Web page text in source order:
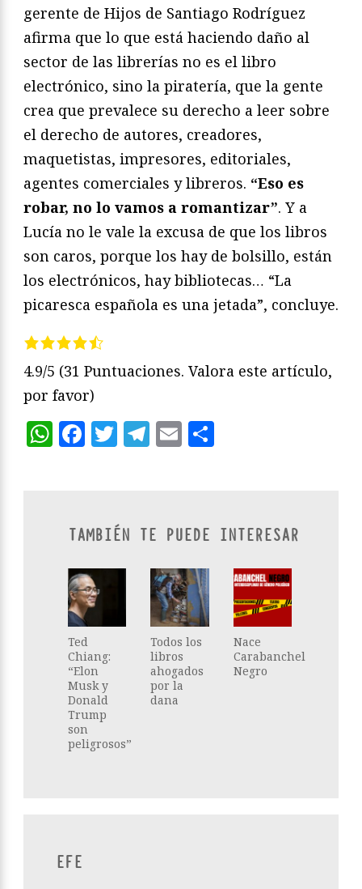
gerente de Hijos de Santiago Rodríguez
afirma que lo que está haciendo daño al
sector de las librerías no es el libro
electrónico, sino la piratería, que la gente
crea que prevalece su derecho a leer sobre
el derecho de autores, creadores,
maquetistas, impresores, editoriales,
agentes comerciales y libreros. “Eso es
robar, no lo vamos a romantizar”. Y a
Lucía no le vale la excusa de que los libros
son caros, porque los hay de bolsillo, están
los electrónicos, hay bibliotecas… “La
picaresca española es una jetada”, concluye.
4.9/5 (31 Puntuaciones. Valora este artículo,
por favor)
WhatsApp
Facebook
Twitter
Telegram
Email
TAMBIÉN TE PUEDE INTERESAR
Ted
Chiang:
“Elon
Musk y
Donald
Trump
son
peligrosos”
Todos los
libros
ahogados
por la
dana
Nace
Carabanchel
Negro
EFE